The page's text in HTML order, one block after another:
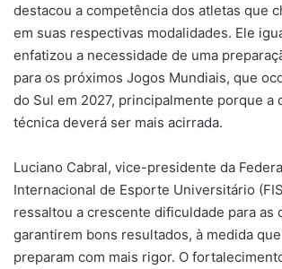
destacou a competência dos atletas que
em suas respectivas modalidades. Ele
enfatizou a necessidade de uma
para os próximos Jogos Mundiais, que
do Sul em 2027, principalmente porque a
técnica deverá ser mais acirrada.
Luciano Cabral, vice-presidente da
Internacional de Esporte Universitário
ressaltou a crescente dificuldade para as
garantirem bons resultados, à medida
preparam com mais rigor. O